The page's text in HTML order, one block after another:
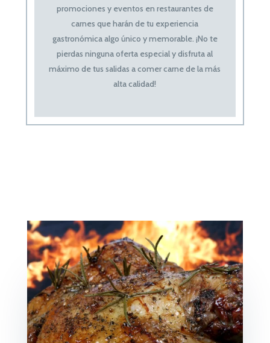
promociones y eventos en restaurantes de
carnes que harán de tu experiencia
gastronómica algo único y memorable. ¡No te
pierdas ninguna oferta especial y disfruta al
máximo de tus salidas a comer carne de la más
alta calidad!